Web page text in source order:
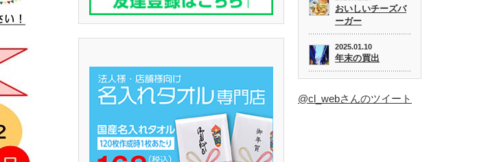
おいしいチーズバ
ーガー
2025.01.10
年末の買出
@cl_webさんのツイート